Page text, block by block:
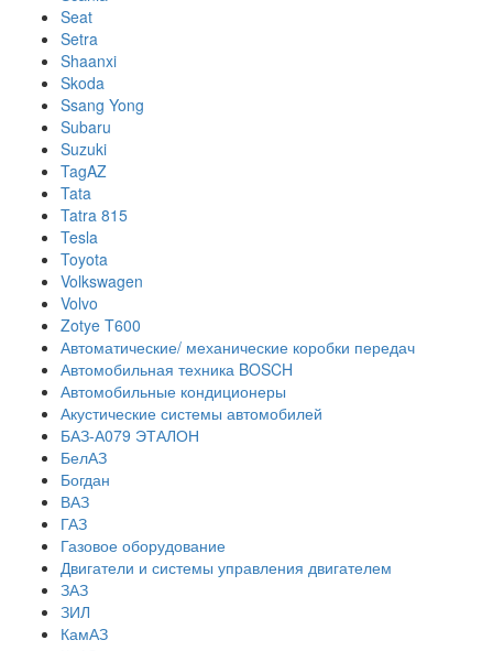
Seat
Setra
Shaanxi
Skoda
Ssang Yong
Subaru
Suzuki
TagAZ
Tata
Tatra 815
Tesla
Toyota
Volkswagen
Volvo
Zotye T600
Автоматические/ механические коробки передач
Автомобильная техника BOSCH
Автомобильные кондиционеры
Акустические системы автомобилей
БАЗ-А079 ЭТАЛОН
БелАЗ
Богдан
ВАЗ
ГАЗ
Газовое оборудование
Двигатели и системы управления двигателем
ЗАЗ
ЗИЛ
КамАЗ